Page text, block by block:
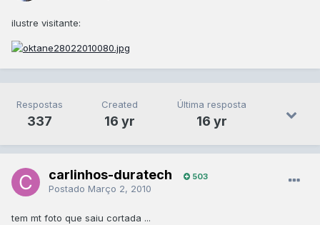
ilustre visitante:
Respostas
337
Created
16 yr
Última resposta
16 yr
carlinhos-duratech 503
Postado Março 2, 2010
tem mt foto que saiu cortada ...